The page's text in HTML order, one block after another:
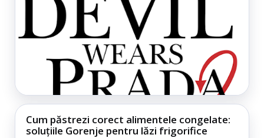
Cum păstrezi corect alimentele congelate:
soluțiile Gorenje pentru lăzi frigorifice